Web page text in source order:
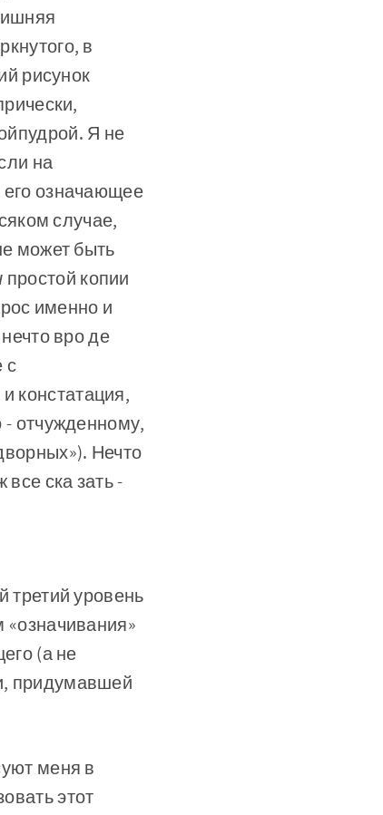
в
рисунок
Я не
на
его означающее
случае,
может быть
простой копии
именно и
вро­ де
с
констатация,
- отчужденному,
Нечто
все ска­ зать -
третий уровень
(а не
придумавшей
меня в
этот